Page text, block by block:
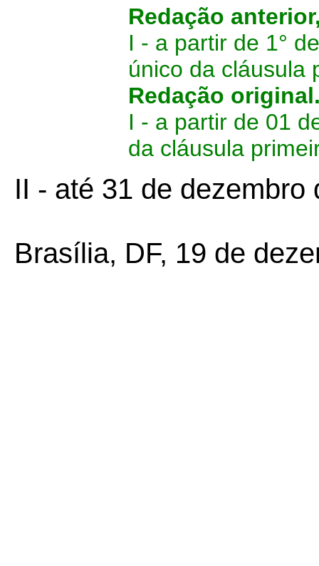
Redação
I - a partir de 1°
único da cláusula
Redação
I - a partir de 01
da cláusula
II - até 31 de dezembro
Brasília, DF, 19 de